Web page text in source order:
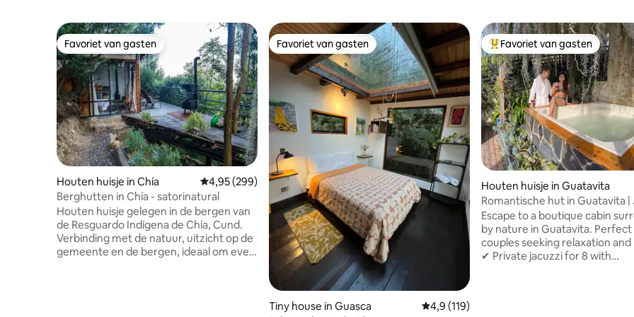
Favoriet van gasten
Favoriet van gasten
Houten huisje in Chía Gemiddelde beoordeling van 4,95 op 5, 299 recensies
4,95 (299)
Berghutten in Chía - satorinatural
Houten huisje gelegen in de bergen van
de Resguardo Indígena de Chía, Cund.
Verbinding met de natuur, uitzicht op de
gemeente en de bergen, ideaal om even
Favoriet van gasten
Favoriet van gasten
Tiny house in Guasca Gemiddelde beoordeling van 4,9 op 5, 119
4,9 (119)
Topfavoriet van gasten
Favoriet van gasten
Houten huisje in Guatavita
Romantische hut in Guatavita |
en open haard
Escape to a boutique cabin
by nature in Guatavita.
couples seeking relaxation
✔ Private jacuzzi for 8 with